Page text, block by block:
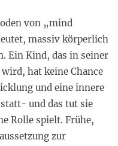
von „mind
massiv körperlich
Ein Kind, das in seiner
hat keine Chance
und eine innere
und das tut sie
Rolle spielt. Frühe,
zur